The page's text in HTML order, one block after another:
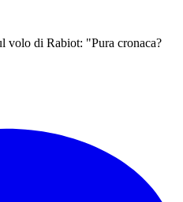
volo di Rabiot: "Pura cronaca?